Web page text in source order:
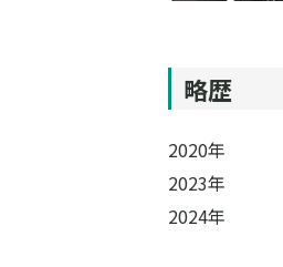
略歴
2020年
2023年
2024年